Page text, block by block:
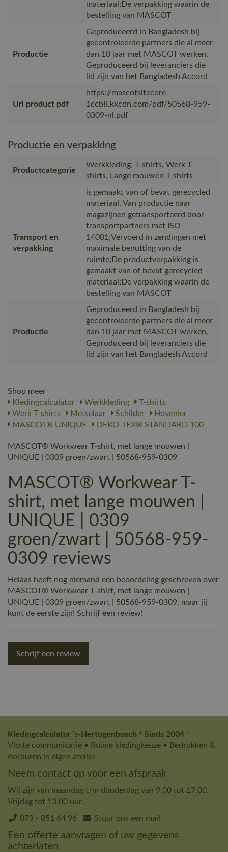
materiaal;De verpakking waarin de
bestelling van MASCOT
Productie
Geproduceerd in Bangladesh bij
gecontroleerde partners die al meer
dan 10 jaar met MASCOT werken,
Geproduceerd bij leveranciers die
lid zijn van het Bangladesh Accord
Url product pdf
https://mascotsitecore-
1ccb8.kxcdn.com/pdf/50568-959-
0309-nl.pdf
Productie en verpakking
Productcategorie
Werkkleding, T-shirts, Werk T-
shirts, Lange mouwen T-shirts
Transport en
verpakking
is gemaakt van of bevat gerecycled
materiaal, Van productie naar
magazijnen getransporteerd door
transportpartners met ISO
14001;Vervoerd in zendingen met
maximale benutting van de
ruimte;De productverpakking is
gemaakt van of bevat gerecycled
materiaal;De verpakking waarin de
bestelling van MASCOT
Productie
Geproduceerd in Bangladesh bij
gecontroleerde partners die al meer
dan 10 jaar met MASCOT werken,
Geproduceerd bij leveranciers die
lid zijn van het Bangladesh Accord
Shop meer
Kledingcalculator
Werkkleding
T-shirts
Werk T-shirts
Metselaar Schilder
Hovenier
MASCOT® UNIQUE
OEKO-TEX® STANDARD 100
MASCOT® Workwear T-shirt, met lange mouwen |
UNIQUE | 0309 groen/zwart | 50568-959-0309
MASCOT® Workwear T-
shirt, met lange mouwen |
UNIQUE | 0309
groen/zwart | 50568-959-
0309 reviews
Helaas heeft nog niemand een beoordeling geschreven over
MASCOT® Workwear T-shirt, met lange mouwen |
UNIQUE | 0309 groen/zwart | 50568-959-0309, maar jij
kunt de eerste zijn! Schrijf een review!
Schrijf een review
Kledingcalculator 's-Hertogenbosch * Sinds 2004 *
Vlotte communicatie • Ruime kledingkeuze • Bedrukken &
Borduren in eigen atelier
Neem contact op voor een afspraak
Wij zijn van maandag t/m donderdag van 9.00 tot 17.00.
Vrijdag tot 13.00 uur.
073 - 851 64 96 Stuur ons een mail
Een offerte aanvragen of uw gegevens
achterlaten